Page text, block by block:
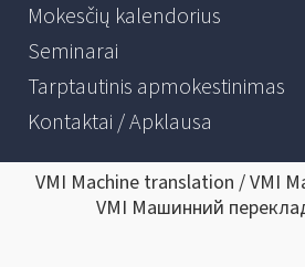
Mokesčių kalendorius
Seminarai
Tarptautinis apmokestinimas
Kontaktai / Apklausa
VMI Machine translation / VMI
VMI Машинний